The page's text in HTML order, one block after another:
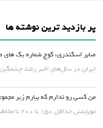
پر بازدید ترین نوشته ها
صابر اسکندری، کوچ شماره یک
ایران در سال‌های اخیر رشد
من کسی رو ندارم که بیارم زیر
موبایلش حداقل ۱۵۰ تا ۲۰۰ تا مخاطب داره، پس مشکل اصلی...